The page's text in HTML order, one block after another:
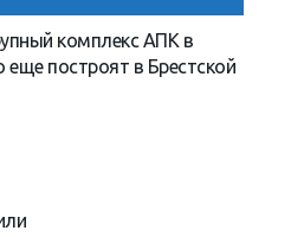
комплекс АПК в
еще построят в Брестской